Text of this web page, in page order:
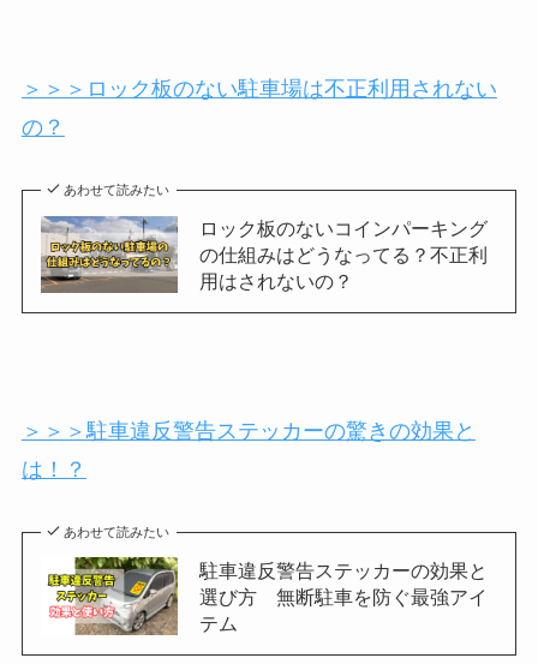
＞＞＞ロック板のない駐車場は不正利用されない
の？
あわせて読みたい
ロック板のないコインパーキング
の仕組みはどうなってる？不正利
用はされないの？
＞＞＞駐車違反警告ステッカーの驚きの効果と
は！？
あわせて読みたい
駐車違反警告ステッカーの効果と
選び方 無断駐車を防ぐ最強アイ
テム